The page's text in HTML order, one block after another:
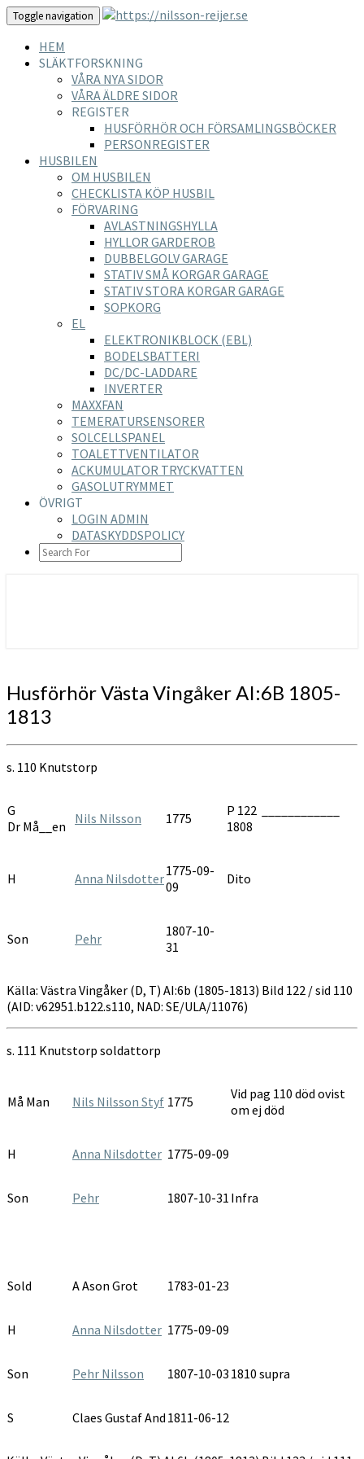
Toggle navigation
HEM
SLÄKTFORSKNING
VÅRA NYA SIDOR
VÅRA ÄLDRE SIDOR
REGISTER
HUSFÖRHÖR OCH FÖRSAMLINGSBÖCKER
PERSONREGISTER
HUSBILEN
OM HUSBILEN
CHECKLISTA KÖP HUSBIL
FÖRVARING
AVLASTNINGSHYLLA
HYLLOR GARDEROB
DUBBELGOLV GARAGE
STATIV SMÅ KORGAR GARAGE
STATIV STORA KORGAR GARAGE
SOPKORG
EL
ELEKTRONIKBLOCK (EBL)
BODELSBATTERI
DC/DC-LADDARE
INVERTER
MAXXFAN
TEMERATURSENSORER
SOLCELLSPANEL
TOALETTVENTILATOR
ACKUMULATOR TRYCKVATTEN
GASOLUTRYMMET
ÖVRIGT
LOGIN ADMIN
DATASKYDDSPOLICY
SEARCH
ICON
Husförhör
Västa
Vingåker
1813
Husförhör Västa Vingåker AI:6B 1805-
1813
s. 110 Knutstorp
G
Dr Må__en
Nils Nilsson 1775
P 122 ____________
1808
H Anna Nilsdotter1775-09-
09
Dito
Son Pehr
1807-10-
31
Källa: Västra Vingåker (D, T) AI:6b (1805-1813) Bild 122 / sid 110
(AID: v62951.b122.s110, NAD: SE/ULA/11076)
s. 111 Knutstorp soldattorp
Må Man Nils Nilsson Styf 1775
Vid pag 110 död ovist
om ej död
H Anna Nilsdotter 1775-09-09
Son Pehr 1807-10-31 Infra
Sold A Ason Grot 1783-01-23
H Anna Nilsdotter 1775-09-09
Son Pehr Nilsson 1807-10-03 1810 supra
S Claes Gustaf And 1811-06-12